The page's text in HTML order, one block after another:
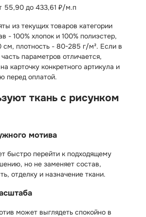
55,90 до 433,61 ₽/м.п
из текущих товаров категории
- 100% хлопок и 100% полиэстер,
плотность - 80-285 г/м². Если в
параметров отличается,
карточку конкретного артикула и
перед оплатой.
ткань с рисунком
мотива
быстро перейти к подходящему
но не заменяет состав,
отделку и назначение ткани.
может выглядеть спокойно в